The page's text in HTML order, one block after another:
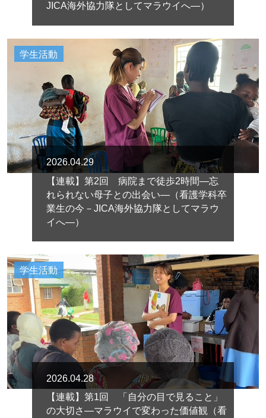
JICA海外協力隊としてマラウイへ―）
学生活動
2026.04.29
【連載】第2回 病院まで徒歩2時間―忘
れられない母子との出会い―（看護学科卒
業生の今－JICA海外協力隊としてマラウ
イへ―）
学生活動
2026.04.28
【連載】第1回 「自分の目で見ること」
の大切さ―マラウイで変わった価値観（看